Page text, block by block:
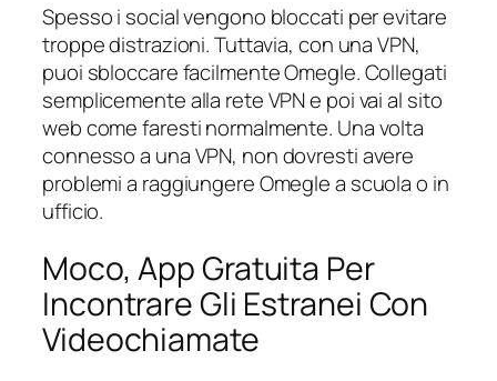
Spesso i social vengono bloccati per evitare
troppe distrazioni. Tuttavia, con una VPN,
puoi sbloccare facilmente Omegle. Collegati
semplicemente alla rete VPN e poi vai al sito
web come faresti normalmente. Una volta
connesso a una VPN, non dovresti avere
problemi a raggiungere Omegle a scuola o in
ufficio.
Moco, App Gratuita Per
Incontrare Gli Estranei Con
Videochiamate